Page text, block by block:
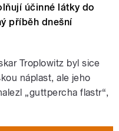
účinné látky do
příběh dnešní
Troplowitz byl sice
náplast, ale jeho
„guttpercha flastr“,